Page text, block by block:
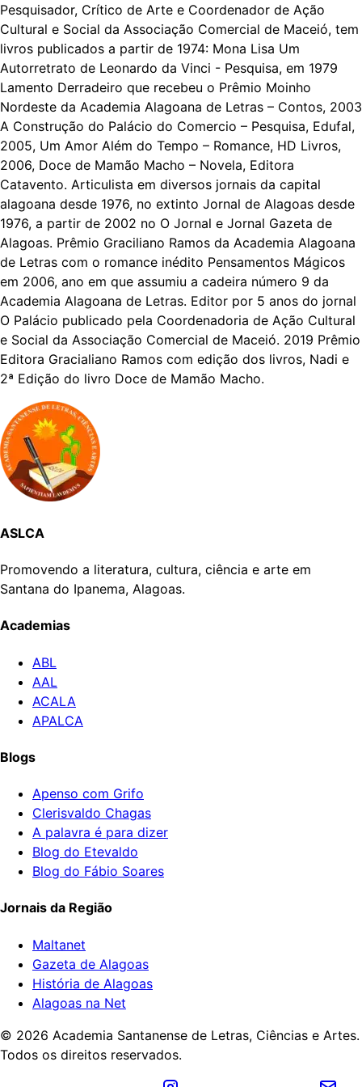
Pesquisador, Crítico de Arte e Coordenador de Ação
Cultural e Social da Associação Comercial de Maceió, tem
livros publicados a partir de 1974: Mona Lisa Um
Autorretrato de Leonardo da Vinci - Pesquisa, em 1979
Lamento Derradeiro que recebeu o Prêmio Moinho
Nordeste da Academia Alagoana de Letras – Contos, 2003
A Construção do Palácio do Comercio – Pesquisa, Edufal,
2005, Um Amor Além do Tempo – Romance, HD Livros,
2006, Doce de Mamão Macho – Novela, Editora
Catavento. Articulista em diversos jornais da capital
alagoana desde 1976, no extinto Jornal de Alagoas desde
1976, a partir de 2002 no O Jornal e Jornal Gazeta de
Alagoas. Prêmio Graciliano Ramos da Academia Alagoana
de Letras com o romance inédito Pensamentos Mágicos
em 2006, ano em que assumiu a cadeira número 9 da
Academia Alagoana de Letras. Editor por 5 anos do jornal
O Palácio publicado pela Coordenadoria de Ação Cultural
e Social da Associação Comercial de Maceió. 2019 Prêmio
Editora Gracialiano Ramos com edição dos livros, Nadi e
2ª Edição do livro Doce de Mamão Macho.
ASLCA
Promovendo a literatura, cultura, ciência e arte em
Santana do Ipanema, Alagoas.
Academias
ABL
AAL
ACALA
APALCA
Blogs
Apenso com Grifo
Clerisvaldo Chagas
A palavra é para dizer
Blog do Etevaldo
Blog do Fábio Soares
Jornais da Região
Maltanet
Gazeta de Alagoas
História de Alagoas
Alagoas na Net
© 2026 Academia Santanense de Letras, Ciências e Artes.
Todos os direitos reservados.